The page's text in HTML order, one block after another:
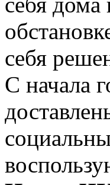
себя
С начала